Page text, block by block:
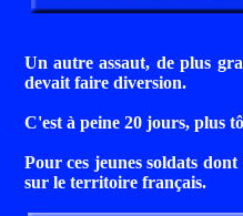
Un autre assaut, de plus
devait faire diversion.
C'est à peine 20 jours, plus
Pour ces jeunes soldats
sur le territoire français.